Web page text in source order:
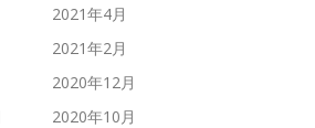
2021年4月
2021年2月
2020年12月
2020年10月